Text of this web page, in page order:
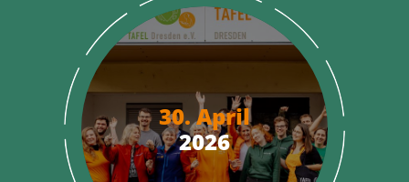
30. April
2026